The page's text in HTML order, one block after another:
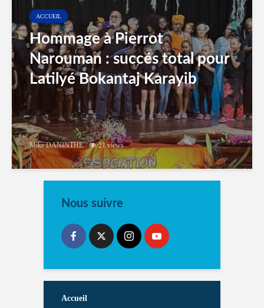
ACCUEIL
Hommage à Pierrot
Narouman : succés total pour
Latilyé Bokantaj Karayib
Mike DANINTHE 21 views
Nous suivre
Accueil